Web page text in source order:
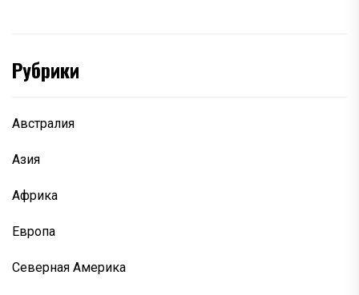
Рубрики
Австралия
Азия
Африка
Европа
Северная Америка